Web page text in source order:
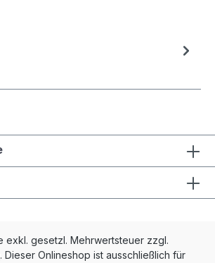
exkl. gesetzl. Mehrwertsteuer zzgl.
. Dieser Onlineshop ist ausschließlich für